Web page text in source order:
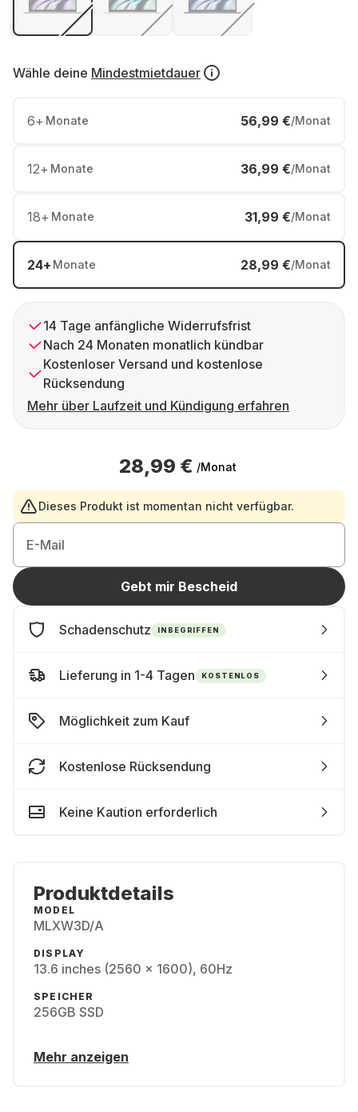
Wähle deine Mindestmietdauer
6+ Monate 56,99 €/Monat
12+ Monate 36,99 €/Monat
18+ Monate 31,99 €/Monat
24+ Monate 28,99 €/Monat
14 Tage anfängliche Widerrufsfrist
Nach 24 Monaten monatlich kündbar
Kostenloser Versand und kostenlose
Rücksendung
Mehr über Laufzeit und Kündigung erfahren
28,99 € /Monat
Dieses Produkt ist momentan nicht verfügbar.
E-Mail
Gebt mir Bescheid
Schadenschutz INBEGRIFFEN
Lieferung in 1-4 Tagen KOSTENLOS
Möglichkeit zum Kauf
Kostenlose Rücksendung
Keine Kaution erforderlich
Produktdetails
MODEL
MLXW3D/A
DISPLAY
13.6 inches (2560 x 1600), 60Hz
SPEICHER
256GB SSD
Mehr anzeigen